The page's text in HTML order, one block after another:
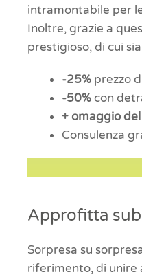
intramontabile per
Inoltre, grazie a
prestigioso, di cui
-25% prezzo
-50%con
+ omaggio
Consulenza
Approfitta
Sorpresa su
riferimento, di unire